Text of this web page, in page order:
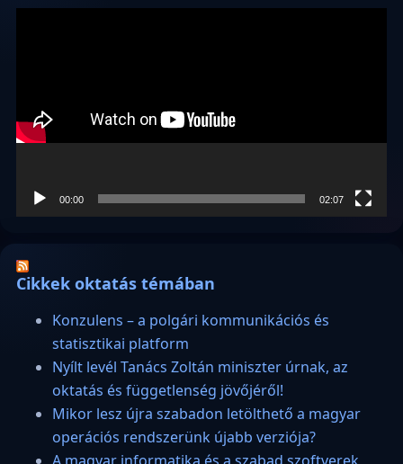
00:00 02:07
Cikkek oktatás témában
Konzulens – a polgári kommunikációs és
statisztikai platform
Nyílt levél Tanács Zoltán miniszter úrnak, az
oktatás és függetlenség jövőjéről!
Mikor lesz újra szabadon letölthető a magyar
operációs rendszerünk újabb verziója?